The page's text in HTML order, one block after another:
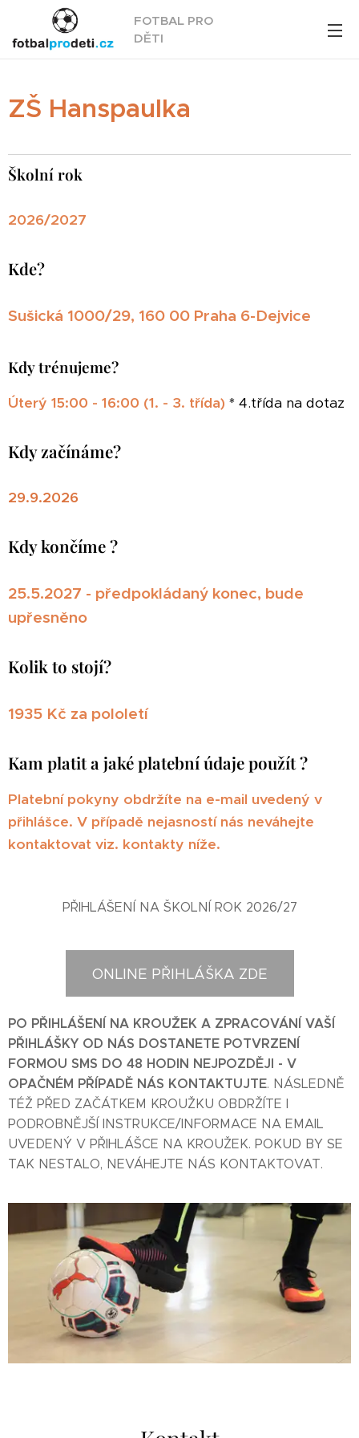
FOTBAL PRO
DĚTI
ZŠ Hanspaulka
Školní rok
2026/2027
Kde?
Sušická 1000/29, 160 00 Praha 6-Dejvice
Kdy trénujeme?
Úterý 15:00 - 16:00 (1. - 3. třída) * 4.třída na dotaz
Kdy začínáme?
29.9.2026
Kdy končíme ?
25.5.2027 - předpokládaný konec, bude
upřesněno
Kolik to stojí?
1935 Kč za pololetí
Kam platit a jaké platební údaje použít ?
Platební pokyny obdržíte na e-mail uvedený v
přihlášce. V případě nejasností nás neváhejte
kontaktovat viz. kontakty níže.
PŘIHLÁŠENÍ NA ŠKOLNÍ ROK 2026/27
ONLINE PŘIHLÁŠKA ZDE
PO PŘIHLÁŠENÍ NA KROUŽEK A ZPRACOVÁNÍ VAŠÍ
PŘIHLÁŠKY OD NÁS DOSTANETE POTVRZENÍ
FORMOU SMS DO 48 HODIN NEJPOZDĚJI - V
OPAČNÉM PŘÍPADĚ NÁS KONTAKTUJTE. NÁSLEDNĚ
TÉŽ PŘED ZAČÁTKEM KROUŽKU OBDRŽÍTE I
PODROBNĚJŠÍ INSTRUKCE/INFORMACE NA EMAIL
UVEDENÝ V PŘIHLÁŠCE NA KROUŽEK. POKUD BY SE
TAK NESTALO, NEVÁHEJTE NÁS KONTAKTOVAT.